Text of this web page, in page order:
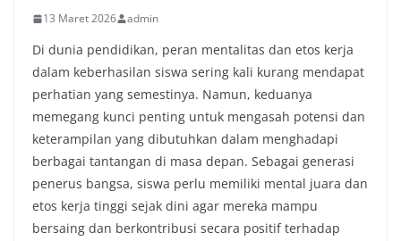
13 Maret 2026 admin
Di dunia pendidikan, peran mentalitas dan etos kerja
dalam keberhasilan siswa sering kali kurang mendapat
perhatian yang semestinya. Namun, keduanya
memegang kunci penting untuk mengasah potensi dan
keterampilan yang dibutuhkan dalam menghadapi
berbagai tantangan di masa depan. Sebagai generasi
penerus bangsa, siswa perlu memiliki mental juara dan
etos kerja tinggi sejak dini agar mereka mampu
bersaing dan berkontribusi secara positif terhadap